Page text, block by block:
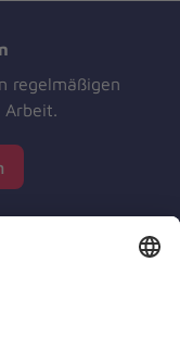
regelmäßigen
Arbeit.
Hilfe e.V.